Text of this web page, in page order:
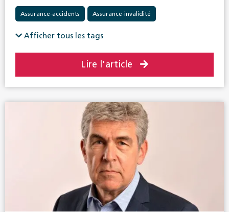
Assurance-accidents Assurance-invalidité
Afficher tous les tags
Lire l'article